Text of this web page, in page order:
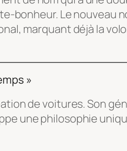
bonheur. Le nouveau
marquant déjà la
»
de voitures. Son
une philosophie